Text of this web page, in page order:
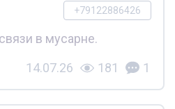
+79122886426
в мусарне.
14.07.26 181 1